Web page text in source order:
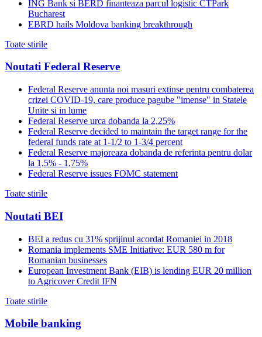
ING Bank si BERD finanteaza parcul logistic CTPark
Bucharest
EBRD hails Moldova banking breakthrough
Toate stirile
Noutati Federal Reserve
Federal Reserve anunta noi masuri extinse pentru combaterea
crizei COVID-19, care produce pagube "imense" in Statele
Unite si in lume
Federal Reserve urca dobanda la 2,25%
Federal Reserve decided to maintain the target range for the
federal funds rate at 1-1/2 to 1-3/4 percent
Federal Reserve majoreaza dobanda de referinta pentru dolar
la 1,5% - 1,75%
Federal Reserve issues FOMC statement
Toate stirile
Noutati BEI
BEI a redus cu 31% sprijinul acordat Romaniei in 2018
Romania implements SME Initiative: EUR 580 m for
Romanian businesses
European Investment Bank (EIB) is lending EUR 20 million
to Agricover Credit IFN
Toate stirile
Mobile banking